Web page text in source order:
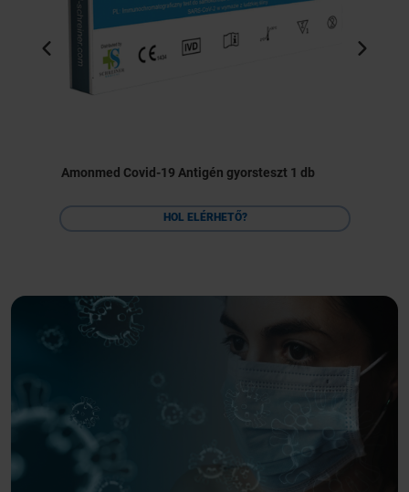
Amonmed Covid-19 Antigén gyorsteszt 1 db
HOL ELÉRHETŐ?